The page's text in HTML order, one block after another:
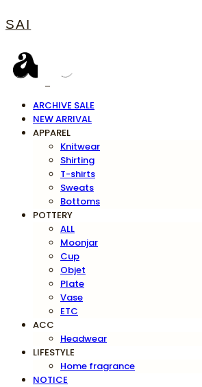
SAI
ARCHIVE SALE
NEW ARRIVAL
APPAREL
Knitwear
Shirting
T-shirts
Sweats
Bottoms
POTTERY
ALL
Moonjar
Cup
Objet
Plate
Vase
ETC
ACC
Headwear
LIFESTYLE
Home fragrance
NOTICE